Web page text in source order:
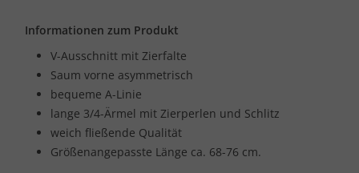
Informationen zum Produkt
V-Ausschnitt mit Zierfalte
Saum vorne asymmetrisch
bequeme A-Linie
lange 3/4-Ärmel mit Zierperlen und Schlitz
weich fließende Qualität
Größenangepasste Länge ca. 68-76 cm.